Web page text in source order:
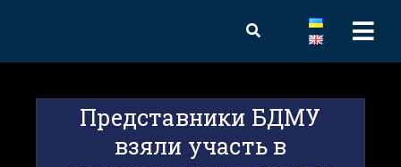
Представники БДМУ
взяли участь в